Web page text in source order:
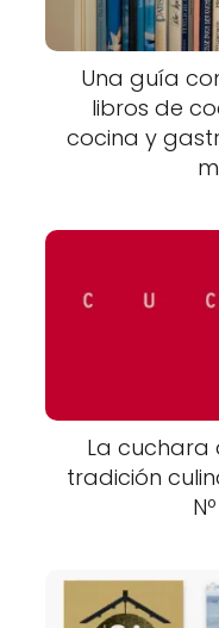
Una guía
libros de
cocina y
La cuchara
tradición